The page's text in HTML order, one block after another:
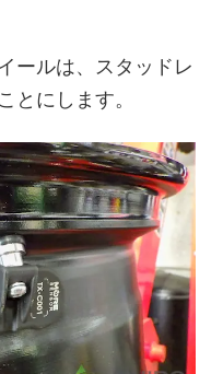
ールは、スタッドレ
とにします。